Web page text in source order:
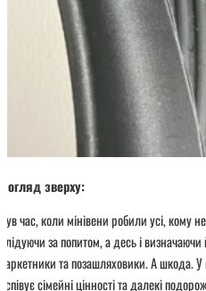
Погляд зверху:
Був час, коли мінівени робили усі,
слідуючи за попитом, а десь і
паркетники та позашляховики. А шкода.
оспівує сімейні цінності та далекі